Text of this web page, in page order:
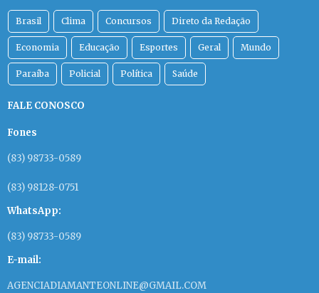
Brasil Clima Concursos Direto da Redação
Economia Educação Esportes Geral Mundo
Paraíba Policial Política Saúde
FALE CONOSCO
Fones
(83) 98733-0589
(83) 98128-0751
WhatsApp:
(83) 98733-0589
E-mail:
AGENCIADIAMANTEONLINE@GMAIL.COM